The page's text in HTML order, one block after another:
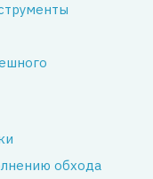
обхода